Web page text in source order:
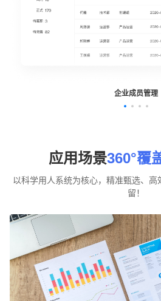
企业成员管理
应用场景360°覆
以科学用人系统为核心，精准甄选、
留！